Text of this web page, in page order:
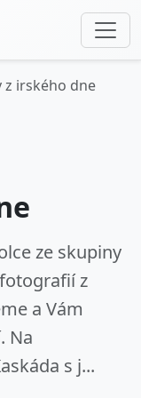
z irského dne
ze skupiny
z
a Vám
Na
s j...